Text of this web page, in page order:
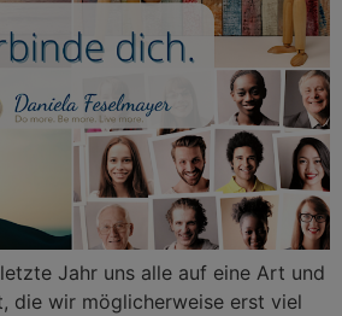
Jahr uns alle auf eine Art und
die wir möglicherweise erst viel